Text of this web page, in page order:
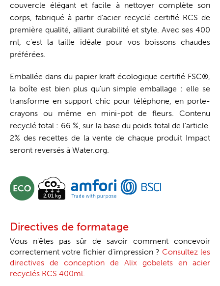
couvercle élégant et facile à nettoyer complète son
corps, fabriqué à partir d'acier recyclé certifié RCS de
première qualité, alliant durabilité et style. Avec ses 400
ml, c'est la taille idéale pour vos boissons chaudes
préférées.
Emballée dans du papier kraft écologique certifié FSC®,
la boîte est bien plus qu'un simple emballage : elle se
transforme en support chic pour téléphone, en porte-
crayons ou même en mini-pot de fleurs. Contenu
recyclé total : 66 %, sur la base du poids total de l'article.
2% des recettes de la vente de chaque produit Impact
seront reversés à Water.org.
Directives de formatage
Vous n'êtes pas sûr de savoir comment concevoir
correctement votre fichier d'impression ?Consultez les
directives de conception de Alix gobelets en acier
recyclés RCS 400ml.